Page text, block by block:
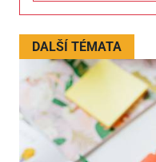
DALŠÍ TÉMATA